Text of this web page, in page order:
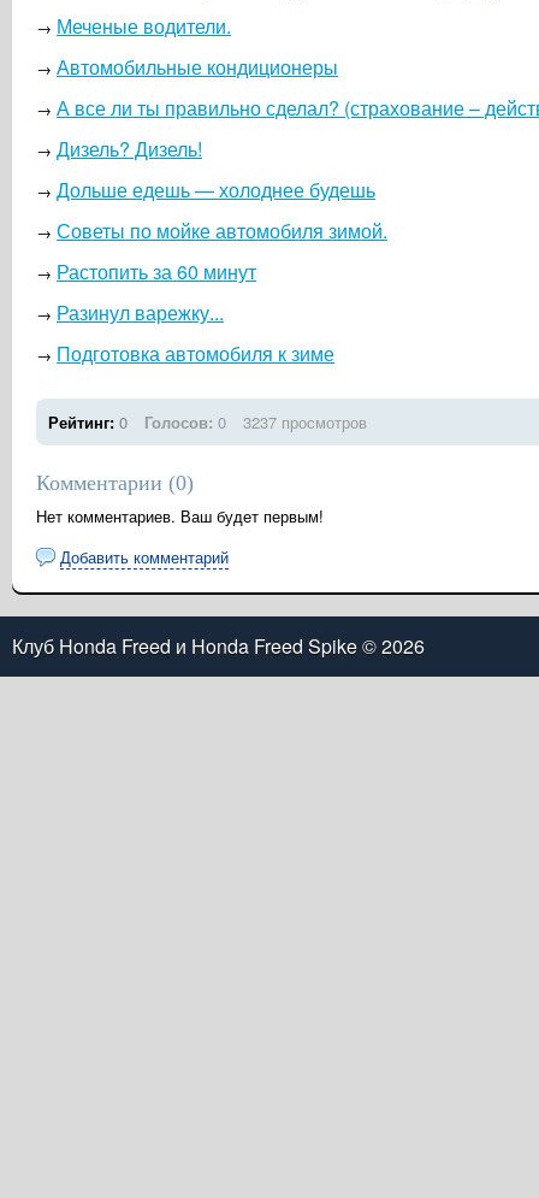
→ Меченые водители.
→ Автомобильные кондиционеры
→ А все ли ты правильно сделал? (страхование –
→ Дизель? Дизель!
→ Дольше едешь — холоднее будешь
→ Советы по мойке автомобиля зимой.
→ Растопить за 60 минут
→ Разинул варежку...
→ Подготовка автомобиля к зиме
Рейтинг: 0 Голосов: 0 3237 просмотров
Комментарии (0)
Нет комментариев. Ваш будет первым!
Добавить комментарий
Клуб Honda Freed и Honda Freed Spike© 2026